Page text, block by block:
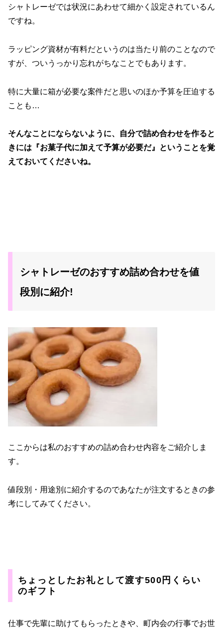
シャトレーゼでは状況にあわせて細かく設定されているん
ですね。
ラッピング資材が有料だというのは当たり前のことなので
すが、ついうっかり忘れがちなことでもあります。
特に大量に箱が必要な案件だと思いのほか予算を圧迫する
ことも…
そんなことにならないように、自分で詰め合わせを作ると
きには『お菓子代に加えて予算が必要だ』ということを覚
えておいてくださいね。
シャトレーゼのおすすめ詰め合わせを値
段別に紹介!
ここからは私のおすすめの詰め合わせ内容をご紹介しま
す。
値段別・用途別に紹介するのであなたが注文するときの参
考にしてみてください。
ちょっとしたお礼として渡す500円くらい
のギフト
仕事で先輩に助けてもらったときや、町内会の行事でお世